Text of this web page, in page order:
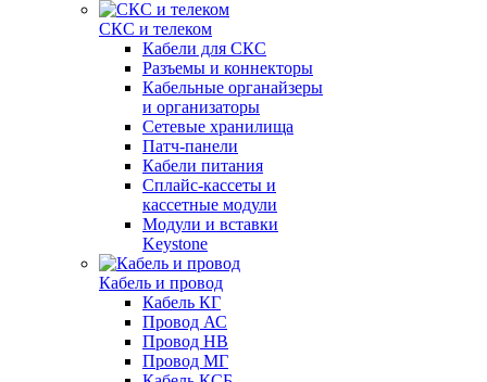
СКС и телеком
Кабели для СКС
Разъемы и коннекторы
Кабельные органайзеры
и организаторы
Сетевые хранилища
Патч-панели
Кабели питания
Сплайс-кассеты и
кассетные модули
Модули и вставки
Keystone
Кабель и провод
Кабель КГ
Провод АС
Провод НВ
Провод МГ